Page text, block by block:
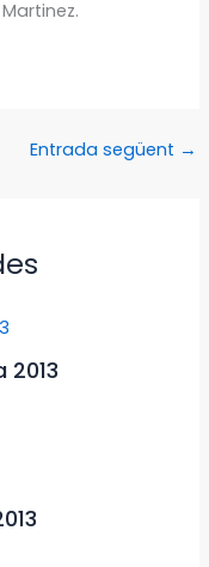
Entrada següent →